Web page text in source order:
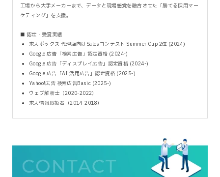
工場から大手メーカーまで、データと現場感覚を融合させた「勝てる採用マー
ケティング」を支援。
■ 認定・受賞実績
求人ボックス 代理店向けSalesコンテスト Summer Cup 2位 (2024)
Google 広告「検索広告」認定資格 (2024-)
Google 広告「ディスプレイ広告」認定資格 (2024-)
Google 広告「AI 活用広告」認定資格 (2025-)
Yahoo!広告 検索広告Basic (2025-)
ウェブ解析士（2020-2022）
求人情報取扱者（2014-2018）